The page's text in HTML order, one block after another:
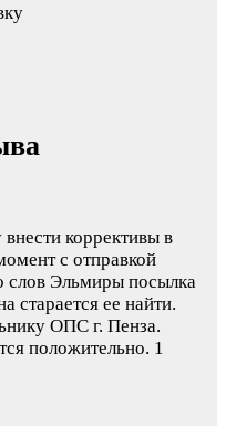
коррективы в
с отправкой
слов Эльмиры посылка
старается ее найти.
ОПС г. Пенза.
положительно. 1